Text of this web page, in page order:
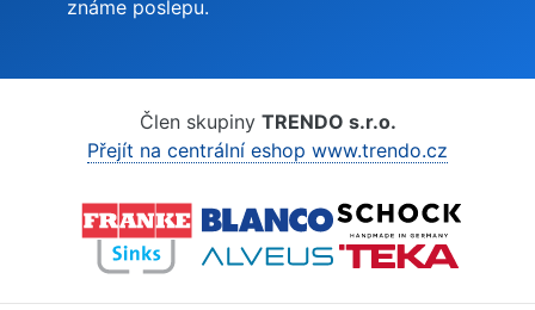
známe poslepu.
Člen skupiny TRENDO s.r.o.
Přejít na centrální eshop www.trendo.cz